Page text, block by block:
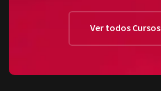
Ver todos Cursos